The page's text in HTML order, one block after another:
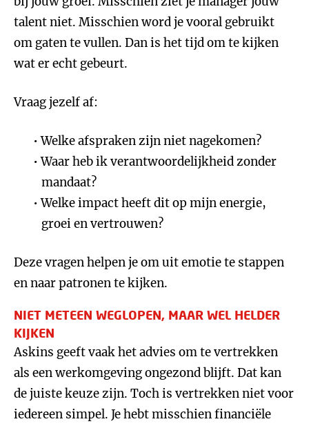
talent niet. Misschien word je vooral gebruikt
om gaten te vullen. Dan is het tijd om te kijken
wat er echt gebeurt.
Vraag jezelf af:
Welke afspraken zijn niet nagekomen?
Waar heb ik verantwoordelijkheid zonder
mandaat?
Welke impact heeft dit op mijn energie,
groei en vertrouwen?
Deze vragen helpen je om uit emotie te stappen
en naar patronen te kijken.
NIET METEEN WEGLOPEN, MAAR WEL HELDER
KIJKEN
Askins geeft vaak het advies om te vertrekken
als een werkomgeving ongezond blijft. Dat kan
de juiste keuze zijn. Toch is vertrekken niet voor
iedereen simpel. Je hebt misschien financiële